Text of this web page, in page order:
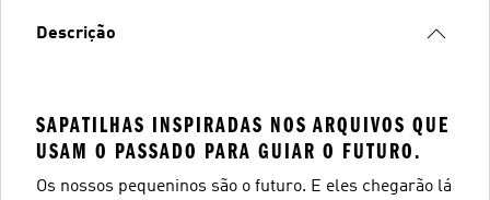
Descrição
SAPATILHAS INSPIRADAS NOS ARQUIVOS QUE
USAM O PASSADO PARA GUIAR O FUTURO.
Os nossos pequeninos são o futuro. E eles chegarão lá